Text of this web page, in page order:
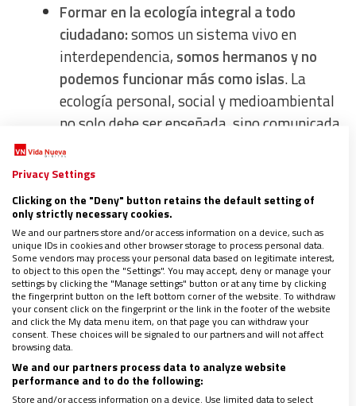
Formar en la ecología integral a todo
ciudadano:somos un sistema vivo en
interdependencia, somos hermanos y no
podemos funcionar más como islas. La
ecología personal, social y medioambiental
no solo debe ser enseñada, sino comunicada
y promovida como deber ciudadano.
Generar espacios de encuentro y vínculos
gratuitos y seguros:nadie ama lo que no
conoce y para ello,
barreras y mirarnos a la cara, sin
desconfianza. Para eso, debemos
atrevernos a generar espacios que inviten a
la conversación en los medios de
comunicación, en los medios de transporte,
en las plazas, en las salas de espera, en los
comercios, en las iglesias y templos y en
todo lugar.
Privacy Settings
Clicking on the "Deny" button retains the default setting of
only strictly necessary cookies.
We and our partners store and/or access information on a device, such as
unique IDs in cookies and other browser storage to process personal data.
Some vendors may process your personal data based on legitimate interest,
to object to this open the "Settings". You may accept, deny or manage your
settings by clicking the "Manage settings" button or at any time by clicking
the fingerprint button on the left bottom corner of the website. To withdraw
your consent click on the fingerprint or the link in the footer of the website
and click the My data menu item, on that page you can withdraw your
consent. These choices will be signaled to our partners and will not affect
browsing data.
We and our partners process data to analyze website
performance and to do the following:
Store and/or access information on a device. Use limited data to select